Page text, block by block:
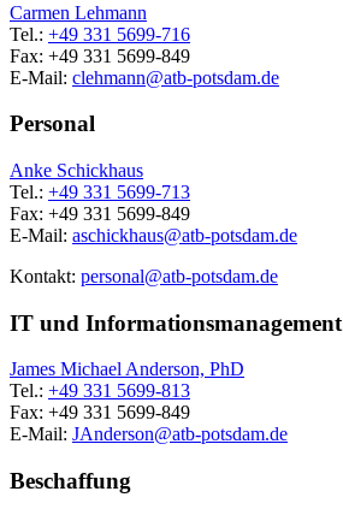
Carmen Lehmann
Tel.: +49 331 5699-716
Fax: +49 331 5699-849
E-Mail: clehmann@atb-potsdam.de
Personal
Anke Schickhaus
Tel.: +49 331 5699-713
Fax: +49 331 5699-849
E-Mail: aschickhaus@atb-potsdam.de
Kontakt: personal@atb-potsdam.de
IT und Informationsmanagement
James Michael Anderson, PhD
Tel.: +49 331 5699-813
Fax: +49 331 5699-849
E-Mail: JAnderson@atb-potsdam.de
Beschaffung